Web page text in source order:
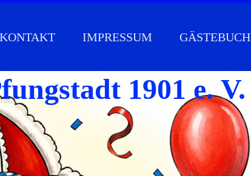
KONTAKT IMPRESSUM GÄSTEBUCH
1901 e. V.